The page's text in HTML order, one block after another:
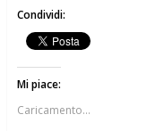
Condividi:
Mi piace:
Caricamento...